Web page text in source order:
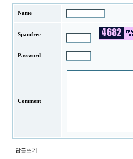
Name
Spamfree
Password
Comment
답글쓰기